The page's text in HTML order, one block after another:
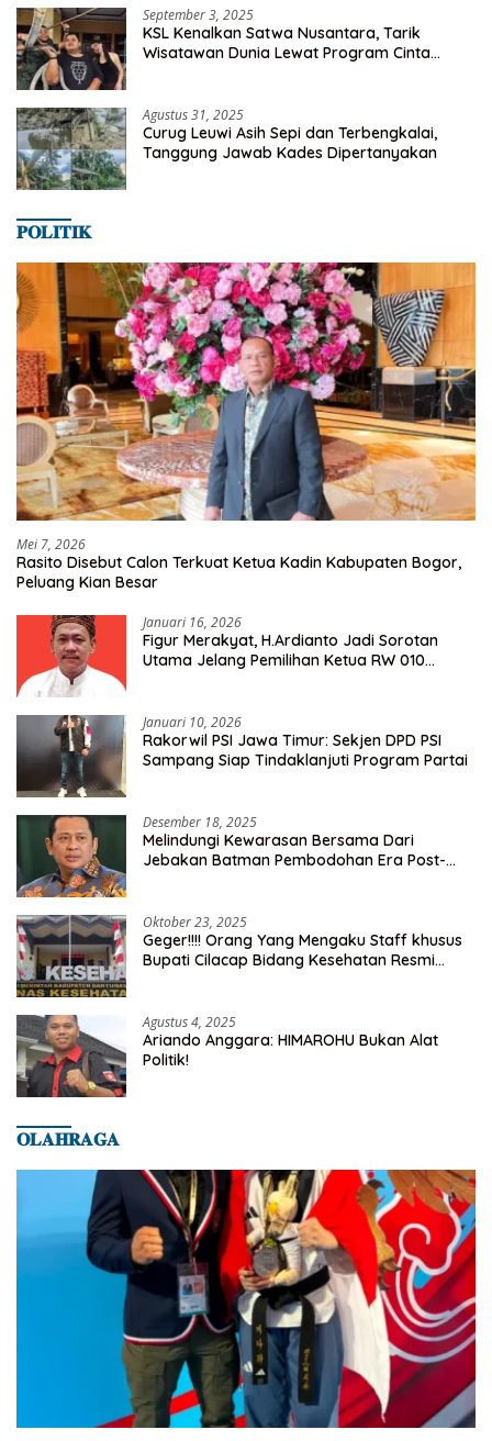
September 3, 2025
KSL Kenalkan Satwa Nusantara, Tarik
Wisatawan Dunia Lewat Program Cinta
Agustus 31, 2025
Curug Leuwi Asih Sepi dan Terbengkalai,
Tanggung Jawab Kades Dipertanyakan
𝐏𝐎𝐋𝐈𝐓𝐈𝐊
Mei 7, 2026
Rasito Disebut Calon Terkuat Ketua Kadin Kabupaten Bogor,
Peluang Kian Besar
Januari 16, 2026
Figur Merakyat, H.Ardianto Jadi Sorotan
Utama Jelang Pemilihan Ketua RW 010
Januari 10, 2026
Rakorwil PSI Jawa Timur: Sekjen DPD PSI
Sampang Siap Tindaklanjuti Program Partai
Desember 18, 2025
Melindungi Kewarasan Bersama Dari
Jebakan Batman Pembodohan Era Post-
Oktober 23, 2025
Geger!!!! Orang Yang Mengaku Staff khusus
Bupati Cilacap Bidang Kesehatan Resmi
Agustus 4, 2025
Ariando Anggara: HIMAROHU Bukan Alat
Politik!
𝐎𝐋𝐀𝐇𝐑𝐀𝐆𝐀